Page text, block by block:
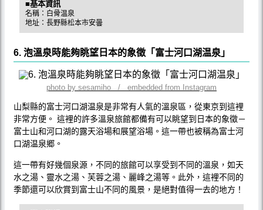
■基本資訊
名稱：白骨温泉
地址：長野縣松本市安曇
6. 泡溫泉時能夠眺望日本的象徵「富士河口湖温泉」
photo by sesamiho / embedded from Instagram
山梨縣的富士河口湖温泉是非常有人氣的溫泉區，從東京到這裡
非常方便。 這裡的許多溫泉旅館都備有可以眺望到日本的象徵－
富士山和河口湖的露天浴場和展望浴場。這一帶也被稱為富士河
口湖温泉郷。
這一帶有好幾個泉源，不同的旅館可以享受到不同的溫泉，如天
水之湯、靈水之湯、芙蓉之湯、麗峰之湯等。此外，這裡不同的
季節還可以欣賞到富士山不同的風景，是絕對值得一去的地方！